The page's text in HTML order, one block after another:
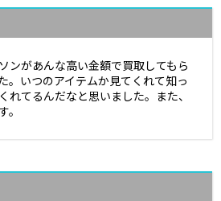
ンがあんな高い金額で買取してもら
。いつのアイテムか見てくれて知っ
れてるんだなと思いました。また、